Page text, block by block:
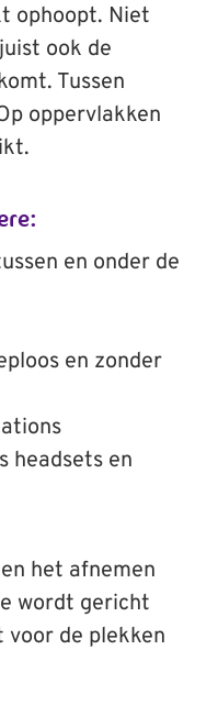
ophoopt. Niet
ook de
Tussen
oppervlakken
en onder de
en zonder
headsets en
het afnemen
wordt gericht
voor de plekken